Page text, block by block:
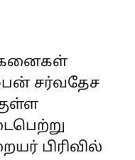
சர்வதேச
பிரிவில்